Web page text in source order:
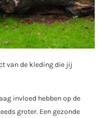
van de kleding die jij
invloed hebben op de
groter. Een gezonde